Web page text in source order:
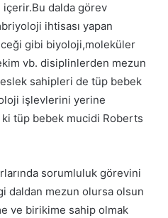
dalda görev
ihtisası yapan
gibi biyoloji,moleküler
vb. disiplinlerden mezun
sahipleri de tüp bebek
işlevlerini yerine
tüp bebek mucidi Roberts
sorumluluk görevini
daldan mezun olursa olsun
ve birikime sahip olmak